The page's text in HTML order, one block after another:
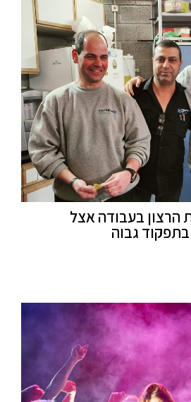
הרצון בעבודה אצל
גבוה